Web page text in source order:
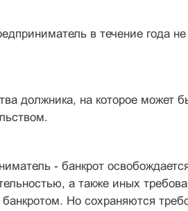
в течение года не
должника, на которое может
- банкрот
а также иных
Но сохраняются